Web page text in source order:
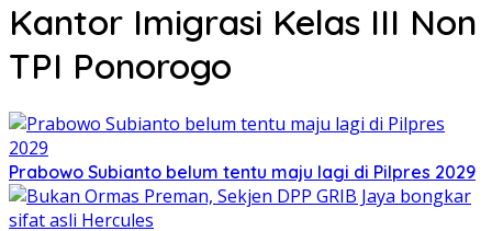
Kantor Imigrasi Kelas III Non
TPI Ponorogo
Prabowo Subianto belum tentu maju lagi di Pilpres 2029